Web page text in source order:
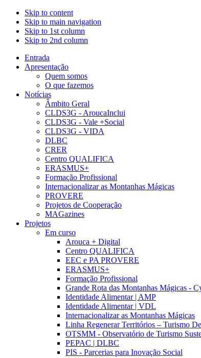
Skip to content
Skip to main navigation
Skip to 1st column
Skip to 2nd column
Entrada
Apresentação
Quem somos
O que fazemos
Notícias
Âmbito Geral
CLDS3G - AroucaInclui
CLDS3G - Vale +Social
CLDS3G - VIDA
DLBC
CRER
Centro QUALIFICA
ERASMUS+
Formação Profissional
Internacionalizar as Montanhas Mágicas
PROVERE
Projetos de Cooperação
MAGazines
Projetos
Em curso
Arouca + Digital
Centro QUALIFICA
EEC e PA PROVERE
ERASMUS+
Formação Profissional
Grande Rota das Montanhas Mágicas -
Identidade Alimentar | AMP
Identidade Alimentar | VDL
Internacionalizar as Montanhas Mágicas
Linha Regenerar Territórios – Turismo
OTSMM - Observatório de Turismo
PEPAC | DLBC
PIS - Parcerias para Inovação Social